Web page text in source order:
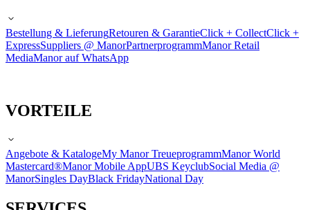
Bestellung & LieferungRetouren & GarantieClick + CollectClick +
ExpressSuppliers @ ManorPartnerprogrammManor Retail
MediaManor auf WhatsApp
VORTEILE
Angebote & KatalogeMy Manor TreueprogrammManor World
Mastercard®Manor Mobile AppUBS KeyclubSocial Media @
ManorSingles DayBlack FridayNational Day